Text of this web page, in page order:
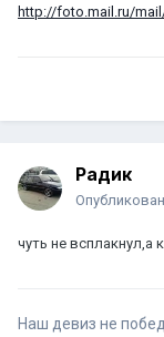
http://foto.mail.ru/
Радик
чуть не всплакнул,а
Наш девиз не